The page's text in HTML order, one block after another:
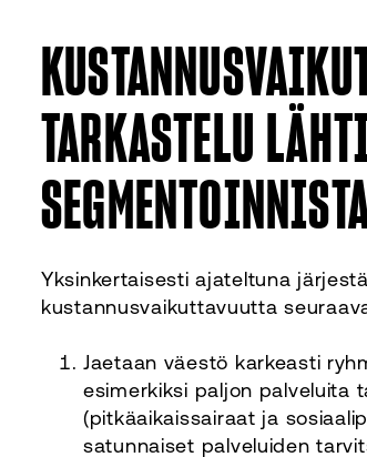
TARKASTELU
Yksinkertaisesti ajateltuna
kustannusvaikuttavuutta
Jaetaan väestö karkeasti
esimerkiksi paljon palveluita
(pitkäaikaissairaat ja
satunnaiset palveluiden